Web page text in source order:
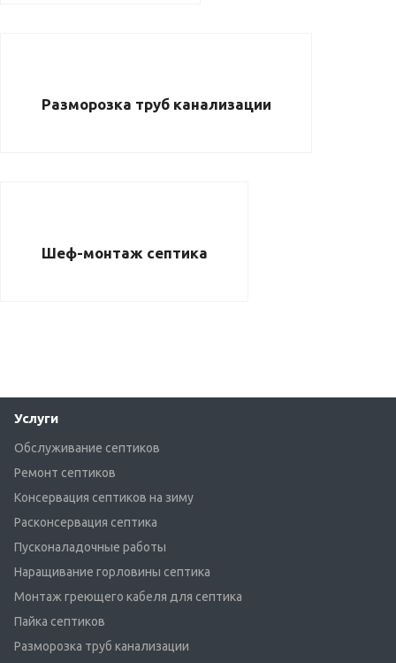
Разморозка труб канализации
Шеф-монтаж септика
Услуги
Обслуживание септиков
Ремонт септиков
Консервация септиков на зиму
Расконсервация септика
Пусконаладочные работы
Наращивание горловины септика
Монтаж греющего кабеля для септика
Пайка септиков
Разморозка труб канализации